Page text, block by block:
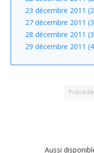
23 décembre 2011
27 décembre 2011
28 décembre 2011
29 décembre 2011
Aussi